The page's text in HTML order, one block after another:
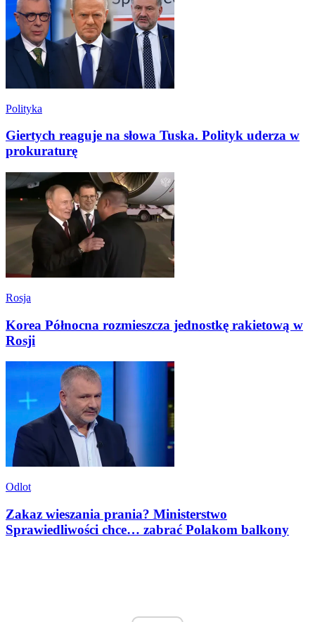
Polityka
Giertych reaguje na słowa Tuska. Polityk uderza w
prokuraturę
Rosja
Korea Północna rozmieszcza jednostkę rakietową w
Rosji
Odlot
Zakaz wieszania prania? Ministerstwo
Sprawiedliwości chce… zabrać Polakom balkony